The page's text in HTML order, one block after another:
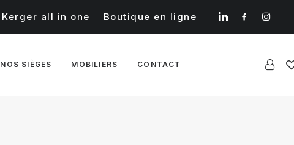
Kerger all in one Boutique en ligne
NOS SIÈGES MOBILIERS CONTACT